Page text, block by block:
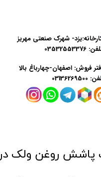
فروش: اصفهان-چهارباغ بالا
شهرک صنعتی مهریز
03532553376
پاشش روغن ولک در